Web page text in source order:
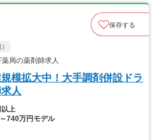
保存する
局の薬剤師求人
模拡大中！大手調剤併設ドラ
人
以上
740万円モデル